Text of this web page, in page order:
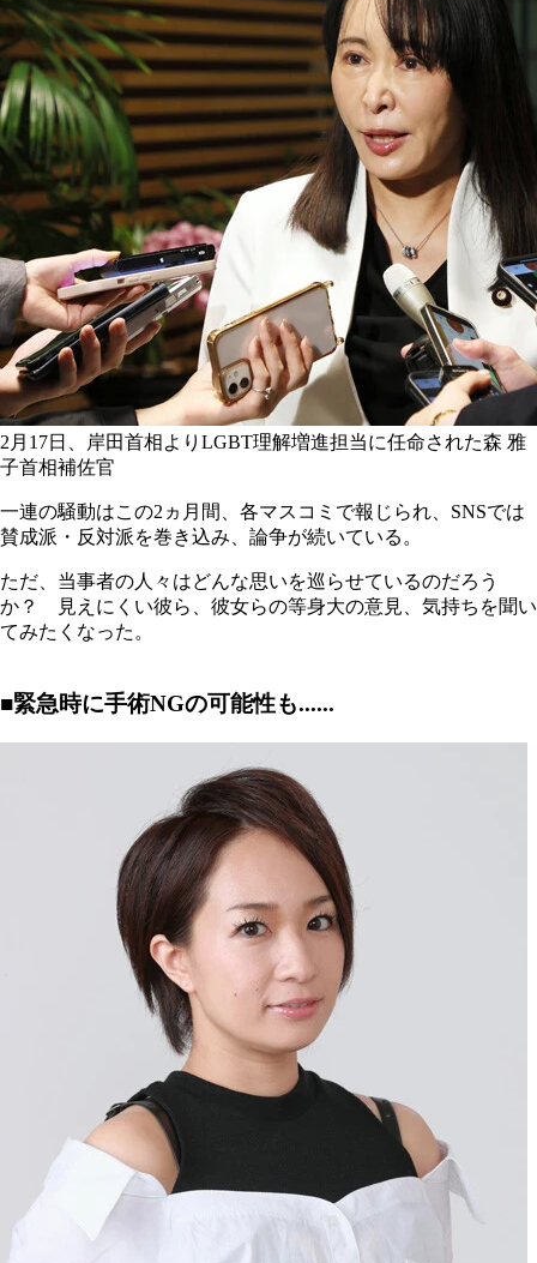
2月17日、岸田首相よりLGBT理解増進担当に任命された森 雅
子首相補佐官
一連の騒動はこの2ヵ月間、各マスコミで報じられ、SNSでは
賛成派・反対派を巻き込み、論争が続いている。
ただ、当事者の人々はどんな思いを巡らせているのだろう
か？ 見えにくい彼ら、彼女らの等身大の意見、気持ちを聞い
てみたくなった。
■緊急時に手術NGの可能性も......